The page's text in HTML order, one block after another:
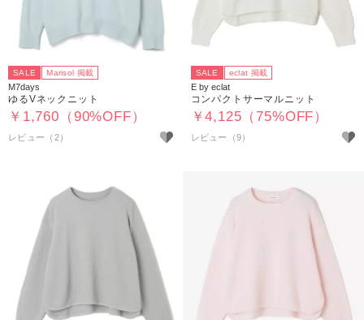
SALE Marisol 掲載
M7days
ゆるVネックニット
￥1,760（90%OFF）
レビュー（2）
SALE eclat 掲載
E by eclat
コンパクトサーマルニット
￥4,125（75%OFF）
レビュー（9）